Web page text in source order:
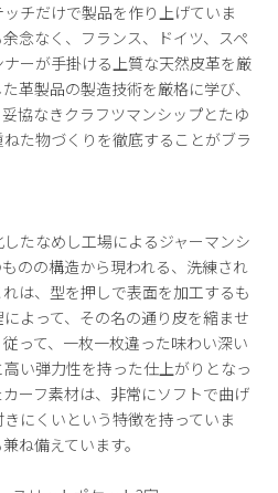
チだけで製品を作り上げていま
念なく、フランス、ドイツ、スペ
ーが手掛ける上質な天然皮革を厳
革製品の製造技術を厳格に学び、
協なきクラフツマンシップとたゆ
た物づくりを徹底することがブラ
たなめし工場によるジャーマンシ
のの構造から現われる、洗練され
は、型を押しで表面を加工するも
よって、その名の通り皮を縮ませ
って、一枚一枚違った味わい深い
い弾力性を持った仕上がりとなっ
ーフ素材は、非常にソフトで曲げ
にくいという特徴を持っていま
ね備えています。